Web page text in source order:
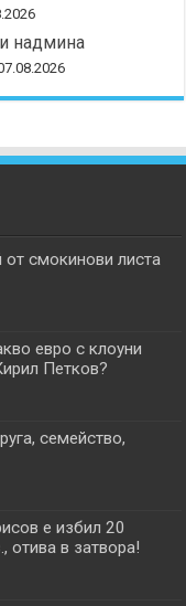
надмина
смокинови листа
евро с клоуни
Петков?
семейство,
е избил 20
отива в затвора!